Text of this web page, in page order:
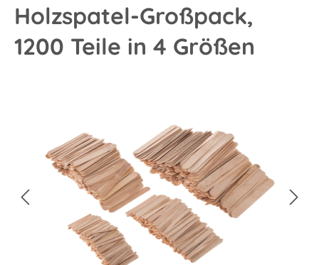
Holzspatel-Großpack,
1200 Teile in 4 Größen